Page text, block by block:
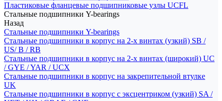
Пластиковые фланцевые подшипниковые узлы UCFL
Стальные подшипники Y-bearings
Назад
Стальные подшипники Y-bearings
Стальные подшипники в корпус на 2-х винтах (узкий) SB /
US/ B / RB
Стальные подшипники в корпус на 2-х винтах (широкий) UC
/ GYE / YAR / UCX
Стальные подшипники в корпус на закрепительной втулке
UK
Стальные подшипники в корпус с эксцентриком (узкий) SA /